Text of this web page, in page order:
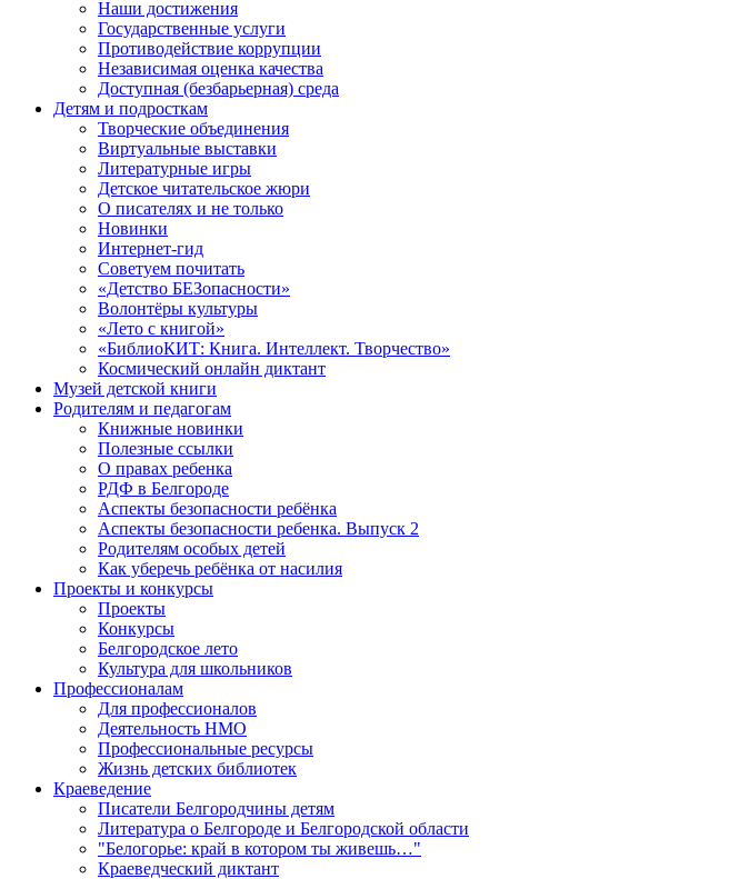
Наши достижения
Государственные услуги
Противодействие коррупции
Независимая оценка качества
Доступная (безбарьерная) среда
Детям и подросткам
Творческие объединения
Виртуальные выставки
Литературные игры
Детское читательское жюри
О писателях и не только
Новинки
Интернет-гид
Советуем почитать
«Детство БЕЗопасности»
Волонтёры культуры
«Лето с книгой»
«БиблиоКИТ: Книга. Интеллект. Творчество»
Космический онлайн диктант
Музей детской книги
Родителям и педагогам
Книжные новинки
Полезные ссылки
О правах ребенка
РДФ в Белгороде
Аспекты безопасности ребёнка
Аспекты безопасности ребенка. Выпуск 2
Родителям особых детей
Как уберечь ребёнка от насилия
Проекты и конкурсы
Проекты
Конкурсы
Белгородское лето
Культура для школьников
Профессионалам
Для профессионалов
Деятельность НМО
Профессиональные ресурсы
Жизнь детских библиотек
Краеведение
Писатели Белгородчины детям
Литература о Белгороде и Белгородской области
"Белогорье: край в котором ты живешь…"
Краеведческий диктант